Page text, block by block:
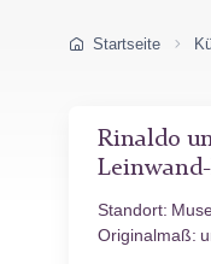
Startseite
Rinaldo
Leinwand-
Standort:
Originalmaß: